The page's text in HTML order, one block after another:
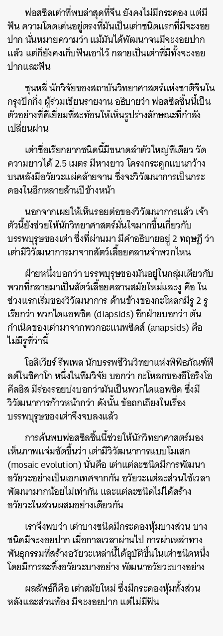
ฟอสซิลเต่าที่พบล่าสุดที่จีน ยังคงไม่มีกระดอง แต่มี
ฟัน ความโดดเด่นอยู่ตรงที่มันเป็นเต่าชนิดแรกที่มีจะงอย
ปาก นั่นหมายความว่า แม้มันได้พัฒนาจนมีจะงอยปาก
แล้ว แต่ก็ยังคงเก็บฟันเอาไว้ กลายเป็นเต่าที่มีทั้งจะงอย
ปากและฟัน
ชุนหลี่ นักวิจัยของสถาบันวิทยาศาสตร์แห่งชาติจีนใน
กรุงปักกิ่ง ผู้ร่วมเขียนรายงาน อธิบายว่า ฟอสซิลชิ้นนี้เป็น
ตัวอย่างที่ดีเยี่ยมที่สะท้อนให้เห็นรูปร่างลักษณะที่กำลัง
เปลี่ยนผ่าน
เต่าชื่อเรียกยากชนิดนี้มีขนาดลำตัวใหญ่ทีเดียว วัด
ความยาวได้ 2.5 เมตร มีหางยาว โครงกระดูกแบนกว้าง
บนหลังมีอวัยวะแผ่คล้ายจาน ซึ่งจะวิวัฒนาการเป็นกระ
ดองในอีกหลายล้านปีข้างหน้า
นอกจากเผยให้เห็นรอยต่อของวิวัฒนาการแล้ว เจ้า
ตัวนี้ยังช่วยให้นักวิทยาศาสตร์มั่นใจมากขึ้นเกี่ยวกับ
บรรพบุรุษของเต่า ซึ่งที่ผ่านมา มีคำอธิบายอยู่ 2 ทฤษฎี ว่า
เต่ามีวิวัฒนาการมาจากสัตว์เลื้อยคลานจำพวกไหน
ฝ่ายหนึ่งบอกว่า บรรพบุรุษของมันอยู่ในกลุ่มเดียวกับ
พวกที่กลายมาเป็นสัตว์เลื้อยคลานสมัยใหม่และงู คือ ใน
ช่วงแรกเริ่มของวิวัฒนาการ ด้านข้างของกะโหลกมีรู 2 รู
เรียกว่า พวกไดแอพซิด (diapsids) อีกฝ่ายบอกว่า ต้น
กำเนิดของเต่ามาจากพวกอะแนพซิดส์ (anapsids) คือ
ไม่มีรูที่ว่านี้
โอลิเวียร์ รีพเพล นักบรรพชีวินวิทยาแห่งพิพิธภัณฑ์ฟี
ลด์ในชิคาโก หนึ่งในทีมวิจัย บอกว่า กะโหลกของอีโอริงโอ
คีลอิส มีร่องรอยบ่งบอกว่ามันเป็นพวกไดแอพซิด ซึ่งมี
วิวัฒนาการก้าวหน้ากว่า ดังนั้น ข้อถกเถียงในเรื่อง
บรรพบุรุษของเต่าจึงจบลงแล้ว
การค้นพบฟอสซิลชิ้นนี้ช่วยให้นักวิทยาศาสตร์มอง
เห็นภาพแจ่มชัดขึ้นว่า เต่ามีวิวัฒนาการแบบโมเสก
(mosaic evolution) นั่นคือ เต่าแต่ละชนิดมีการพัฒนา
อวัยวะอย่างเป็นเอกเทศจากกัน อวัยวะแต่ละส่วนใช้เวลา
พัฒนามากน้อยไม่เท่ากัน และแต่ละชนิดไม่ได้สร้าง
อวัยวะในส่วนผสมอย่างเดียวกัน
เราจึงพบว่า เต่าบางชนิดมีกระดองหุ้มบางส่วน บาง
ชนิดมีจะงอยปาก เมื่อกาลเวลาผ่านไป การผ่าเหล่าทาง
พันธุกรรมที่สร้างอวัยวะเหล่านี้ได้อุบัติขึ้นในเต่าชนิดหนึ่ง
โดยมีการละทิ้งอวัยวะบางอย่าง พัฒนาอวัยวะบางอย่าง
ผลลัพธ์ก็คือ เต่าสมัยใหม่ ซึ่งมีกระดองหุ้มทั้งส่วน
หลังและส่วนท้อง มีจะงอยปาก แต่ไม่มีฟัน
SHARE TWEET LINE EMAIL